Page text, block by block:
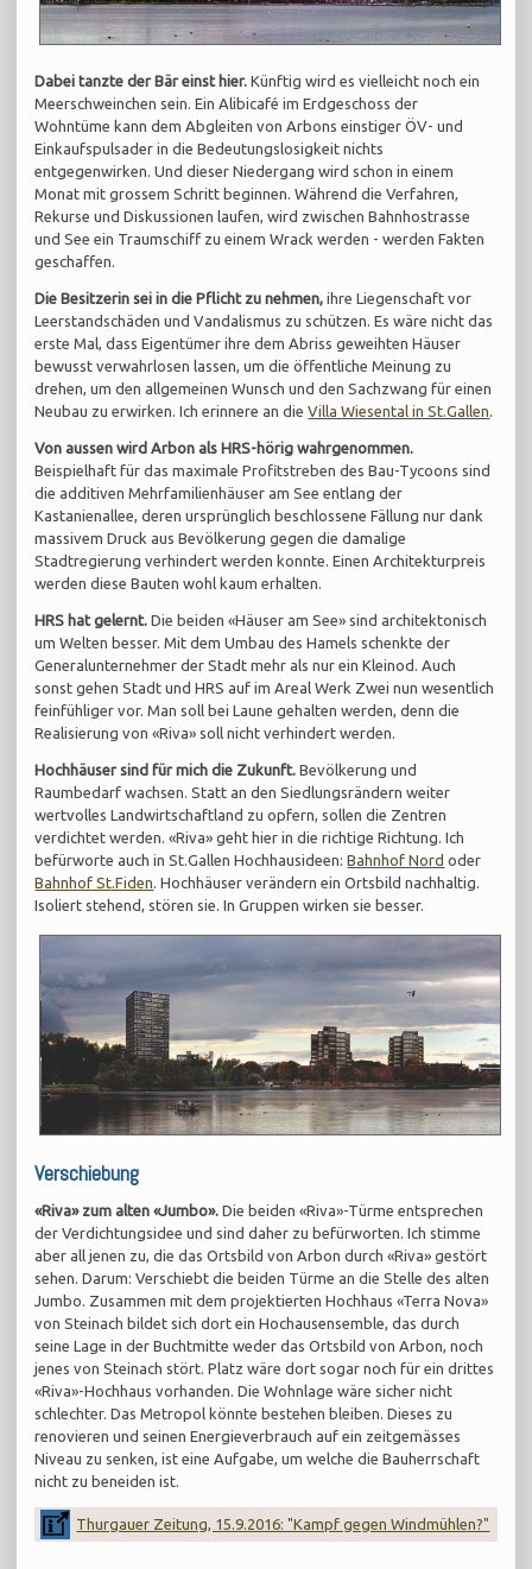
Dabei tanzte der Bär einst hier. Künftig wird es vielleicht noch ein
Meerschweinchen sein. Ein Alibicafé im Erdgeschoss der
Wohntüme kann dem Abgleiten von Arbons einstiger ÖV- und
Einkaufspulsader in die Bedeutungslosigkeit nichts
entgegenwirken. Und dieser Niedergang wird schon in einem
Monat mit grossem Schritt beginnen. Während die Verfahren,
Rekurse und Diskussionen laufen, wird zwischen Bahnhostrasse
und See ein Traumschiff zu einem Wrack werden - werden Fakten
geschaffen.
Die Besitzerin sei in die Pflicht zu nehmen, ihre Liegenschaft vor
Leerstandschäden und Vandalismus zu schützen. Es wäre nicht das
erste Mal, dass Eigentümer ihre dem Abriss geweihten Häuser
bewusst verwahrlosen lassen, um die öffentliche Meinung zu
drehen, um den allgemeinen Wunsch und den Sachzwang für einen
Neubau zu erwirken. Ich erinnere an dieVilla Wiesental in St.Gallen
Von aussen wird Arbon als HRS-hörig wahrgenommen.
Beispielhaft für das maximale Profitstreben des Bau-Tycoons sind
die additiven Mehrfamilienhäuser am See entlang der
Kastanienallee, deren ursprünglich beschlossene Fällung nur dank
massivem Druck aus Bevölkerung gegen die damalige
Stadtregierung verhindert werden konnte. Einen Architekturpreis
werden diese Bauten wohl kaum erhalten.
HRS hat gelernt. Die beiden «Häuser am See» sind architektonisch
um Welten besser. Mit dem Umbau des Hamels schenkte der
Generalunternehmer der Stadt mehr als nur ein Kleinod. Auch
sonst gehen Stadt und HRS auf im Areal Werk Zwei nun wesentlich
feinfühliger vor. Man soll bei Laune gehalten werden, denn die
Realisierung von «Riva» soll nicht verhindert werden.
Hochhäuser sind für mich die Zukunft. Bevölkerung und
Raumbedarf wachsen. Statt an den Siedlungsrändern weiter
wertvolles Landwirtschaftland zu opfern, sollen die Zentren
verdichtet werden. «Riva» geht hier in die richtige Richtung. Ich
befürworte auch in St.Gallen Hochhausideen:Bahnhof Nord oder
Bahnhof St.Fiden . Hochhäuser verändern ein Ortsbild nachhaltig.
Isoliert stehend, stören sie. In Gruppen wirken sie besser.
Verschiebung
«Riva» zum alten «Jumbo».Die beiden «Riva»-Türme entsprechen
der Verdichtungsidee und sind daher zu befürworten. Ich stimme
aber all jenen zu, die das Ortsbild von Arbon durch «Riva» gestört
sehen. Darum: Verschiebt die beiden Türme an die Stelle des alten
Jumbo. Zusammen mit dem projektierten Hochhaus «Terra Nova»
von Steinach bildet sich dort ein Hochausensemble, das durch
seine Lage in der Buchtmitte weder das Ortsbild von Arbon, noch
jenes von Steinach stört. Platz wäre dort sogar noch für ein drittes
«Riva»-Hochhaus vorhanden. Die Wohnlage wäre sicher nicht
schlechter. Das Metropol könnte bestehen bleiben. Dieses zu
renovieren und seinen Energieverbrauch auf ein zeitgemässes
Niveau zu senken, ist eine Aufgabe, um welche die Bauherrschaft
nicht zu beneiden ist.
Thurgauer Zeitung, 15.9.2016: "Kampf gegen Windmühlen?"